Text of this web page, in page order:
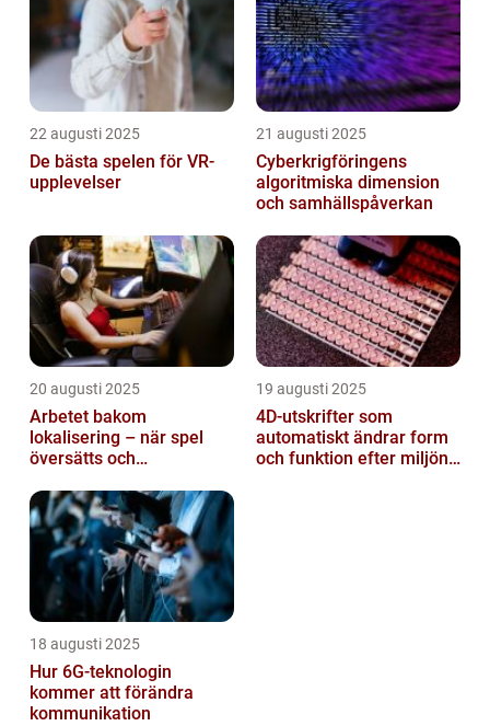
22 augusti 2025
De bästa spelen för VR-
upplevelser
21 augusti 2025
Cyberkrigföringens
algoritmiska dimension
och samhällspåverkan
20 augusti 2025
Arbetet bakom
lokalisering – när spel
översätts och
19 augusti 2025
4D-utskrifter som
automatiskt ändrar form
och funktion efter miljöns
18 augusti 2025
Hur 6G-teknologin
kommer att förändra
kommunikation